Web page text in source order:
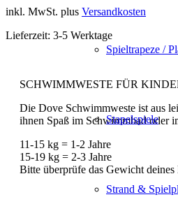
Spieltrapeze /
Stapelspiele
Strand &
inkl. MwSt. plus Versandkosten
Lieferzeit: 3-5 Werktage
SCHWIMMWESTE FÜR
Die Dove Schwimmweste ist aus
ihnen Spaß im Schwimmbad oder
11-15 kg = 1-2 Jahre
15-19 kg = 2-3 Jahre
Bitte überprüfe das Gewicht